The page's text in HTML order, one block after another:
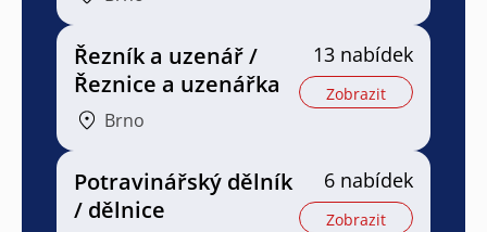
Řezník a uzenář /
Řeznice a uzenářka
Brno
13 nabídek
Zobrazit
Potravinářský dělník
/ dělnice
6 nabídek
Zobrazit